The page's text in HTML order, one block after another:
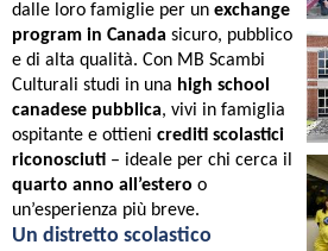
dalle loro famiglie per un exchange
program in Canada sicuro, pubblico
e di alta qualità. Con MB Scambi
Culturali studi in una high school
canadese pubblica, vivi in famiglia
ospitante e ottieni crediti scolastici
riconosciuti – ideale per chi cerca il
quarto anno all’estero o
un’esperienza più breve.
Un distretto scolastico